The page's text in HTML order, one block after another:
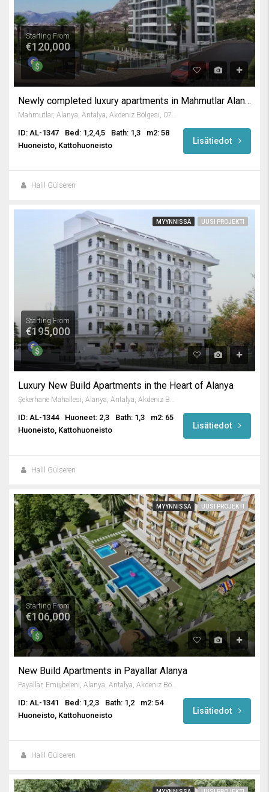
Starting From
€120,000
Newly completed luxury apartments in Mahmutlar Alanya
Mahmutlar, Alanya, Antalya, Akdeniz Bölgesi, 07450, Türkiye
ID: AL-1347 Bed: 1,2,4,5 Bath: 1,3
m2: 58
Huoneisto, Kattohuoneisto
Lisätiedot
Halil Gülseren
MYYNNISSÄ UUSI PROJEKTI
Starting From
€195,000
Luxury New Build Apartments in the Heart of Alanya
Şekerhane Mahallesi, Alanya, Antalya, Akdeniz Bölgesi, Türkiye
ID: AL-1344 Huoneet: 2,3 Bath: 1,3
m2: 65
Huoneisto, Kattohuoneisto
Lisätiedot
Halil Gülseren
MYYNNISSÄ UUSI PROJEKTI
Starting From
€106,000
New Build Apartments in Payallar Alanya
ID: AL-1341 Bed: 1,2,3 Bath: 1,2
m2: 54
Huoneisto, Kattohuoneisto
Lisätiedot
Halil Gülseren